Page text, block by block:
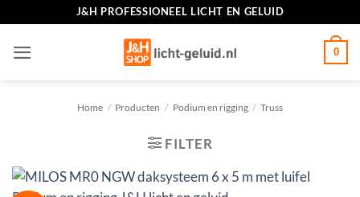
inhoud
J&H PROFESSIONEEL LICHT EN GELUID
0
Home / Producten / Podium en rigging / Truss
FILTER